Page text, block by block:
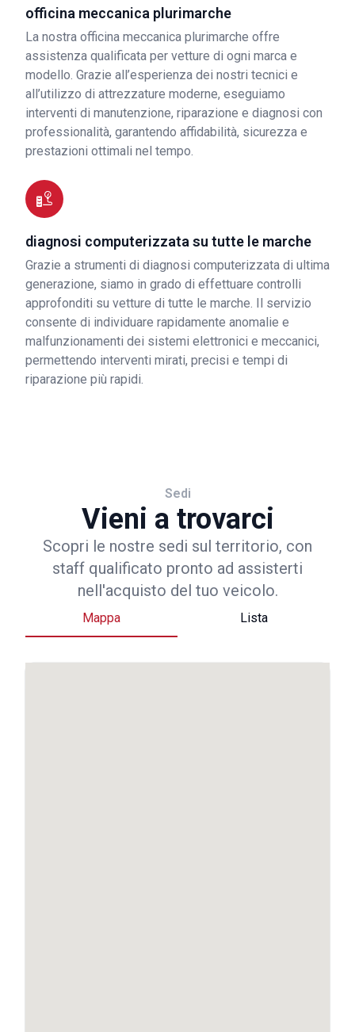
officina meccanica plurimarche
La nostra officina meccanica plurimarche offre
assistenza qualificata per vetture di ogni marca e
modello. Grazie all’esperienza dei nostri tecnici e
all’utilizzo di attrezzature moderne, eseguiamo
interventi di manutenzione, riparazione e diagnosi con
professionalità, garantendo affidabilità, sicurezza e
prestazioni ottimali nel tempo.
diagnosi computerizzata su tutte le marche
Grazie a strumenti di diagnosi computerizzata di ultima
generazione, siamo in grado di effettuare controlli
approfonditi su vetture di tutte le marche. Il servizio
consente di individuare rapidamente anomalie e
malfunzionamenti dei sistemi elettronici e meccanici,
permettendo interventi mirati, precisi e tempi di
riparazione più rapidi.
Sedi
Vieni a trovarci
Scopri le nostre sedi sul territorio, con
staff qualificato pronto ad assisterti
nell'acquisto del tuo veicolo.
Mappa Lista